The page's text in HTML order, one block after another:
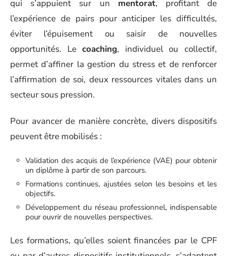
qui s’appuient sur un mentorat, profitant de
l’expérience de pairs pour anticiper les difficultés,
éviter l’épuisement ou saisir de nouvelles
opportunités. Lecoaching, individuel ou collectif,
permet d’affiner la gestion du stress et de renforcer
l’affirmation de soi, deux ressources vitales dans un
secteur sous pression.
Pour avancer de manière concrète, divers dispositifs
peuvent être mobilisés :
Validation des acquis de l’expérience (VAE) pour obtenir
un diplôme à partir de son parcours.
Formations continues, ajustées selon les besoins et les
objectifs.
Développement du réseau professionnel, indispensable
pour ouvrir de nouvelles perspectives.
Les formations, qu’elles soient financées par le CPF